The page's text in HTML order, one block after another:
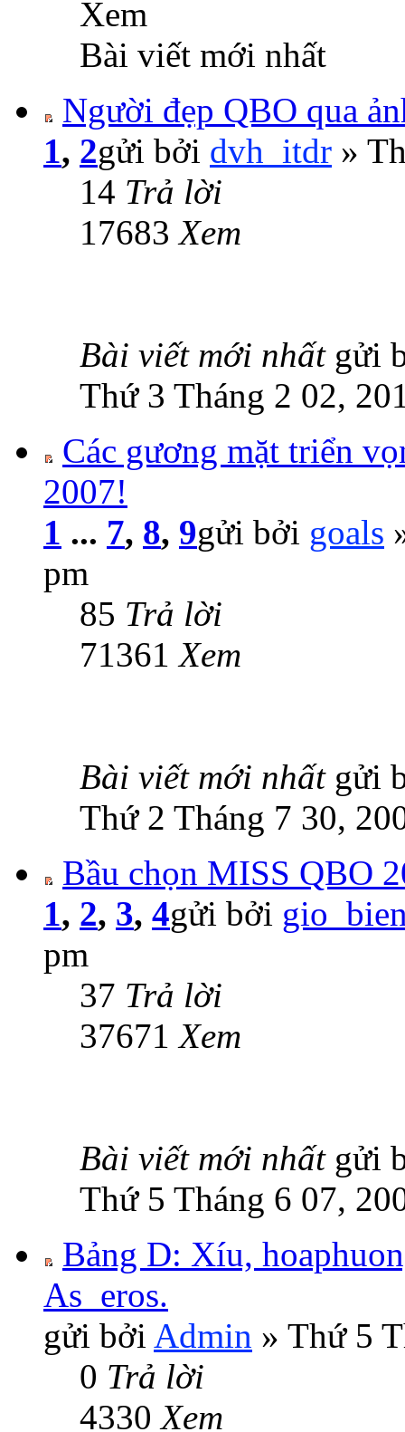
Xem
Bài viết mới nhất
Người đẹp QBO qua
1, 2gửi bởi dvh_itdr »
14 Trả lời
17683Xem
Bài viết mới nhất gửi
Thứ 3 Tháng 2 02,
Các gương mặt triển
2007!
1 ... 7, 8, 9gửi bởi goals
pm
85 Trả lời
71361Xem
Bài viết mới nhất gửi
Thứ 2 Tháng 7 30,
Bầu chọn MISS QBO
1, 2, 3, 4gửi bởi
pm
37 Trả lời
37671Xem
Bài viết mới nhất gửi
Thứ 5 Tháng 6 07,
Bảng D: Xíu,
As_eros.
gửi bởi Admin » Thứ 5
0 Trả lời
4330Xem